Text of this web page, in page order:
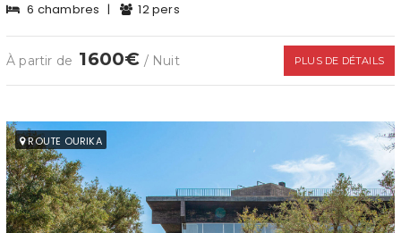
6 chambres | 12 pers
À partir de 1600€ / Nuit PLUS DE DÉTAILS
ROUTE OURIKA